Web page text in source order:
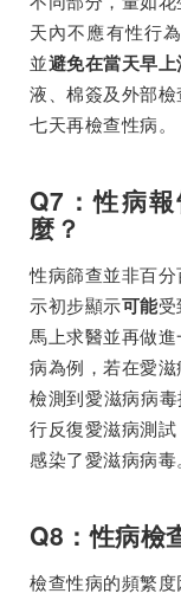
天內不應有性行
並避免在當天早
液、棉簽及外部
七天再檢查性病。
Q7：性病
麼？
性病篩查並非百
示初步顯示可能受
馬上求醫並再做
病為例，若在愛
檢測到愛滋病病
行反復愛滋病測
感染了愛滋病病毒。
Q8：性病檢
檢查性病的頻繁